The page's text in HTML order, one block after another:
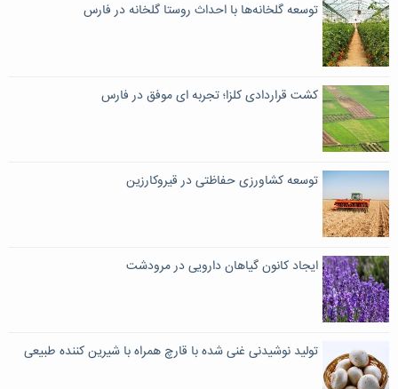
توسعه گلخانه‌ها با احداث روستا گلخانه در فارس
کشت قراردادی کلزا؛ تجربه ای موفق در فارس
توسعه کشاورزی حفاظتی در قیروکارزین
ایجاد کانون گیاهان دارویی در مرودشت
تولید نوشیدنی غنی شده با قارچ همراه با شیرین کننده طبیعی